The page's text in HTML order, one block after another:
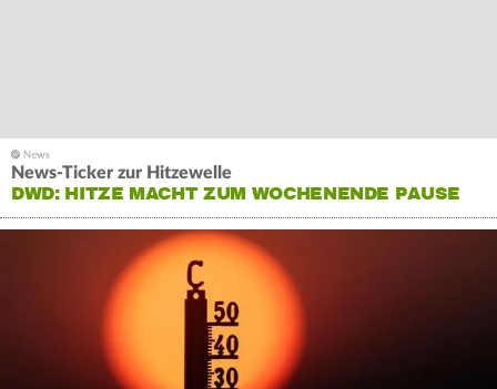
News-Ticker zur Hitzewelle
DWD: HITZE MACHT ZUM WOCHENENDE PAUSE